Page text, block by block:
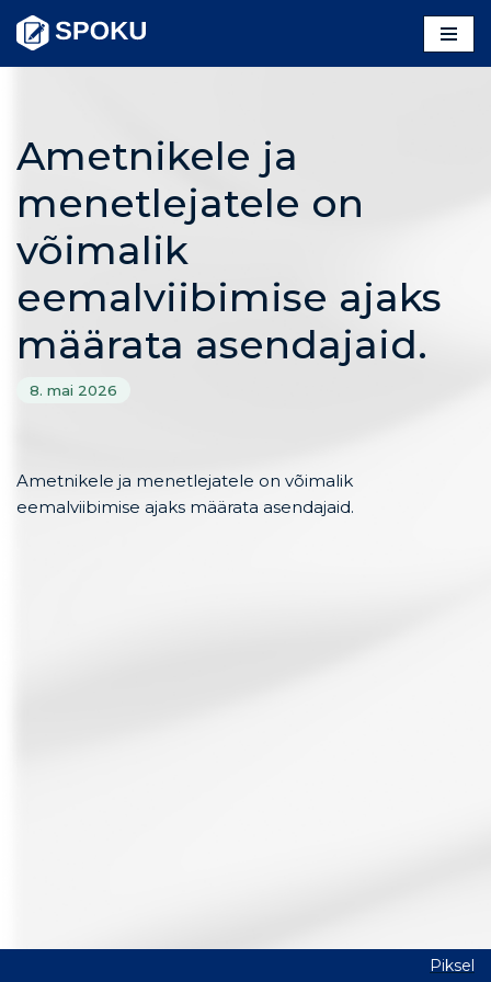
Ametnikele ja
menetlejatele on
võimalik
eemalviibimise ajaks
määrata asendajaid.
8. mai 2026
Ametnikele ja menetlejatele on võimalik
eemalviibimise ajaks määrata asendajaid.
Piksel